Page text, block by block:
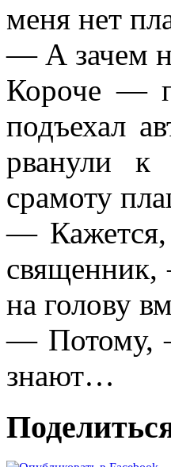
меня нет
— А зачем
Короче —
подъехал
рванули
срамоту
— Кажется,
на голову
— Потому,
знают…